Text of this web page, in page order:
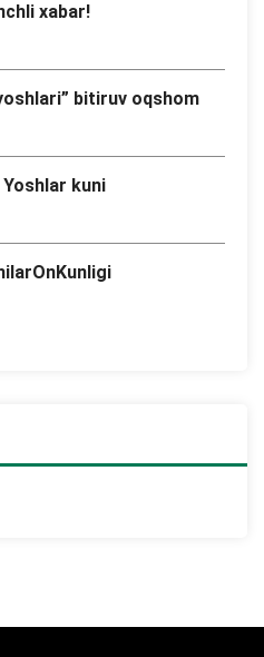
xabar!
bitiruv oqshom
kuni